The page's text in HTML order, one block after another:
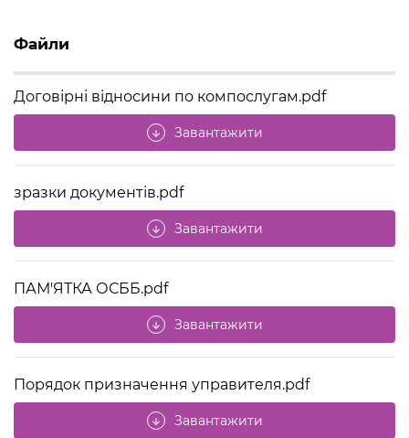
Файли
Договірні відносини по компослугам.pdf
arrow_downward Завантажити
зразки документів.pdf
arrow_downward Завантажити
ПАМ'ЯТКА ОСББ.pdf
arrow_downward Завантажити
Порядок призначення управителя.pdf
arrow_downward Завантажити